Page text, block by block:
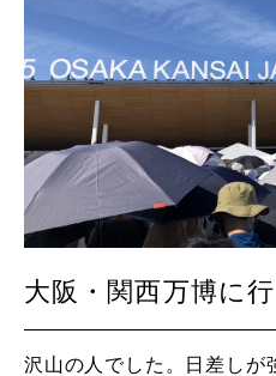
大阪・関西万博に
沢山の人でした。日差しが